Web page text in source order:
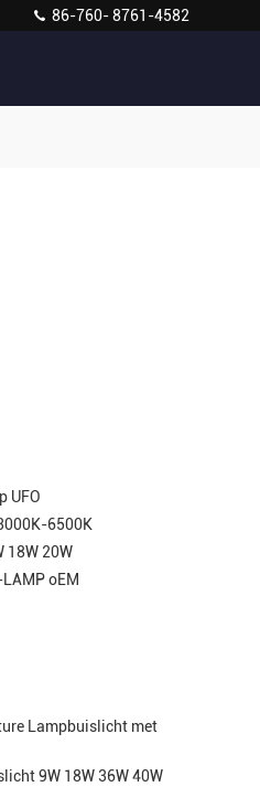
86-760- 8761-4582
UFO
6500K
18W 20W
oEM
Lampbuislicht met
9W 18W 36W 40W